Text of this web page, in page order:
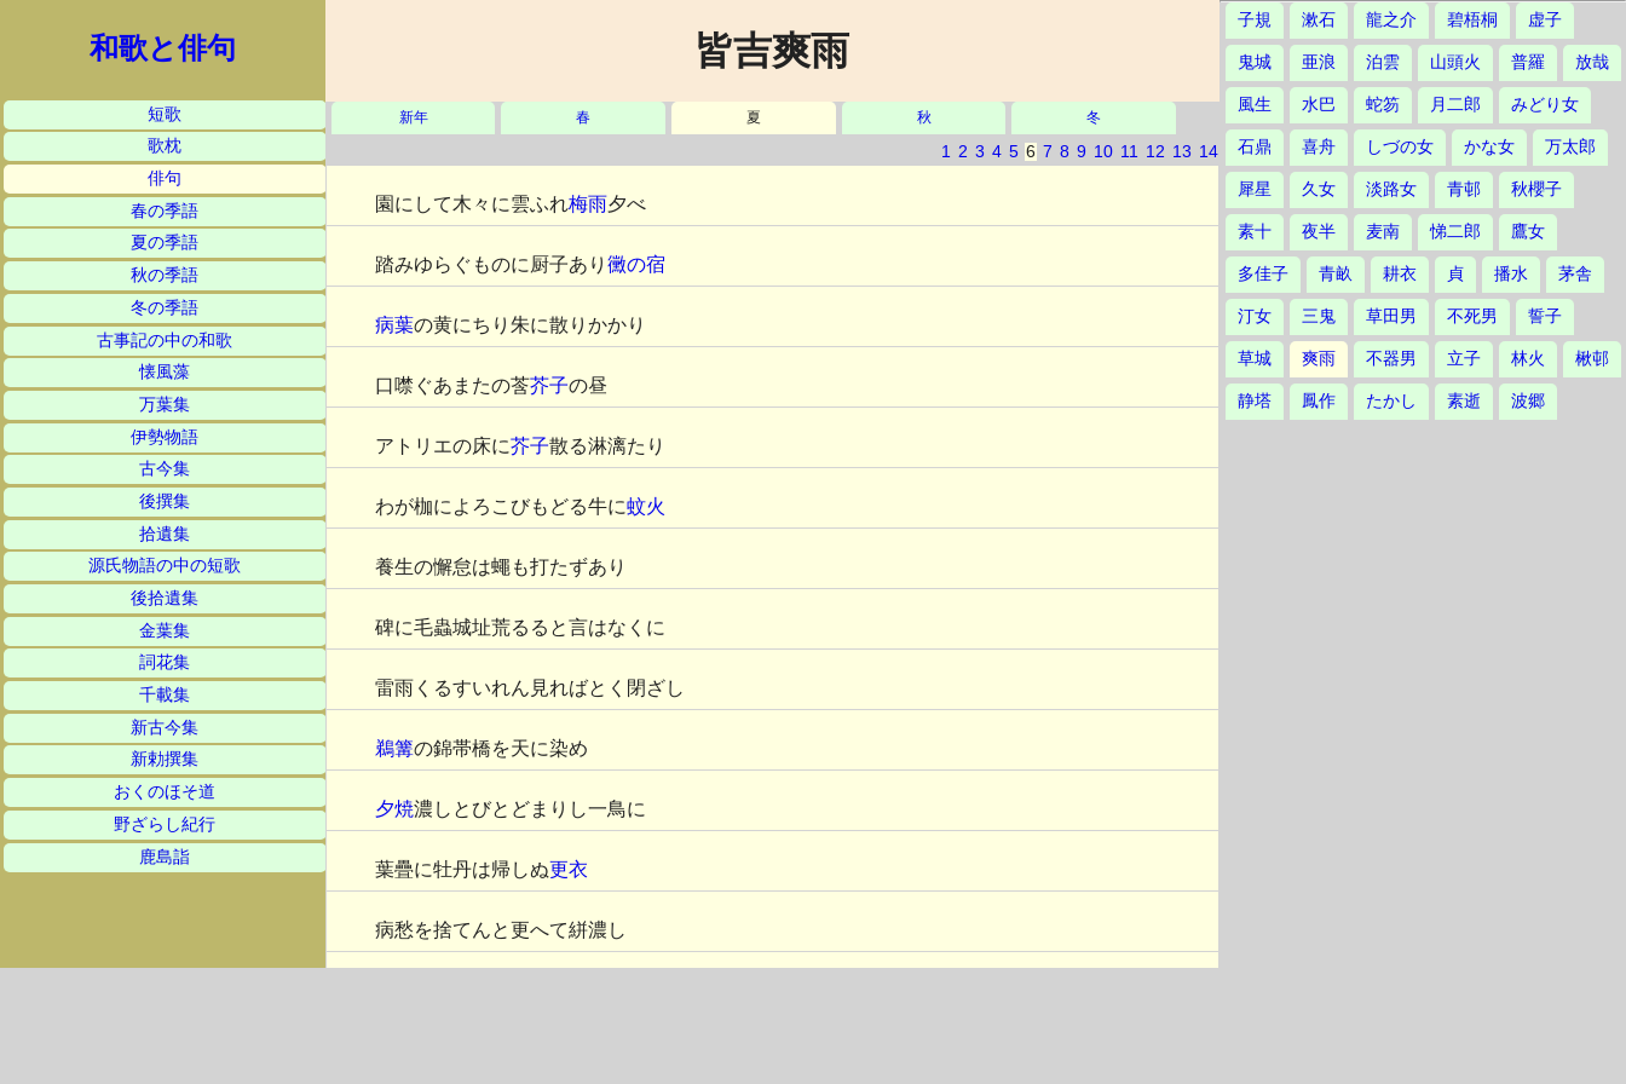
和歌と俳句
短歌
歌枕
俳句
春の季語
夏の季語
秋の季語
冬の季語
古事記の中の和歌
懐風藻
万葉集
伊勢物語
古今集
後撰集
拾遺集
源氏物語の中の短歌
後拾遺集
金葉集
詞花集
千載集
新古今集
新勅撰集
おくのほそ道
野ざらし紀行
鹿島詣
皆吉爽雨
新年 春 夏 秋 冬
1 2 3 4 5 6 7 8 9 10 11 12 13 14
園にして木々に雲ふれ梅雨夕べ
踏みゆらぐものに厨子あり 黴の宿
病葉の黄にちり朱に散りかかり
口噤ぐあまたの莟芥子の昼
アトリエの床に芥子散る淋漓たり
わが枷によろこびもどる牛に蚊火
養生の懈怠は蠅も打たずあり
碑に毛蟲城址荒るると言はなくに
雷雨くるすいれん見ればとく閉ざし
鵜篝の錦帯橋を天に染め
夕焼濃しとびとどまりし一鳥に
葉疊に牡丹は帰しぬ更衣
病愁を捨てんと更へて絣濃し
子規 漱石 龍之介 碧梧桐 虚子
鬼城 亜浪 泊雲 山頭火 普羅 放哉
風生 水巴 蛇笏 月二郎 みどり女
石鼎 喜舟 しづの女 かな女 万太郎
犀星 久女 淡路女 青邨 秋櫻子
素十 夜半 麦南 悌二郎 鷹女
多佳子 青畝 耕衣 貞 播水 茅舎
汀女 三鬼 草田男 不死男 誓子
草城 爽雨 不器男 立子 林火 楸邨
静塔 鳳作 たかし 素逝 波郷